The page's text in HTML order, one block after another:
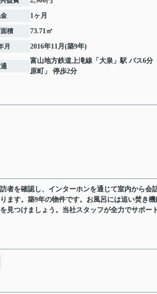
1ヶ月
積 73.71㎡
月 2016年11月(築9年)
富山地方鉄道上滝線 「 大泉 」駅 バス6分
原町」 停歩2分
者を確認し、インターホンを通じて室内から会
ます。築9年の物件です。お風呂には追い焚き機
見つけましょう。当社スタッフが全力でサポー